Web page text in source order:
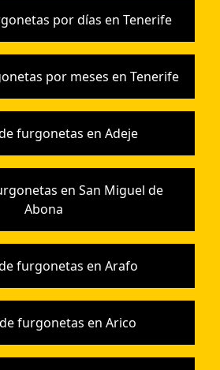
por días en Tenerife
por meses en Tenerife
furgonetas en Adeje
en San Miguel de
Abona
furgonetas en Arafo
furgonetas en Arico